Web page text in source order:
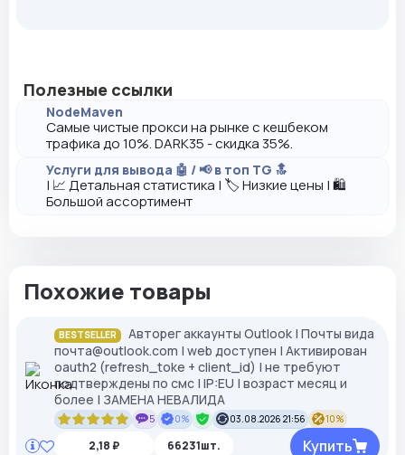
Полезные ссылки
NodeMaven
Самые чистые прокси на рынке с кешбеком
трафика до 10%. DARK35 - скидка 35%.
Услуги для вывода 🤖 / 📢 в топ TG 🔝
| 📈 Детальная статистика | 🏷️ Низкие цены | 🛍️
Большой ассортимент
Похожие товары
BESTSELLER
Авторег аккаунты Outlook | Почты вида
почта@outlook.com | web доступен | Активирован
oauth2 (refresh_toke + client_id) | не требуют
подтверждены по смс | IP:EU | возраст месяц и
более | ЗАМЕНА НЕВАЛИДА
5 0% 03.08.2026 21:56 10%
2,18 ₽ 66231шт. Купить